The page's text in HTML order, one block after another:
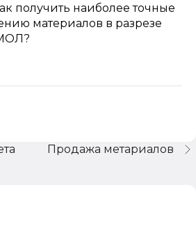
получить наиболее точные
материалов в разрезе
Продажа метариалов